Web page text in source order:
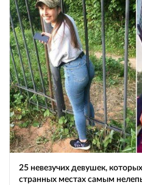
25 невезучих девушек,
странных местах самым